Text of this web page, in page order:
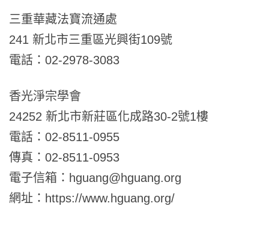
三重華藏法寶流通處
241 新北市三重區光興街109號
電話：02-2978-3083
香光淨宗學會
24252 新北市新莊區化成路30-2號1樓
電話：02-8511-0955
傳真：02-8511-0953
電子信箱：hguang@hguang.org
網址：https://www.hguang.org/